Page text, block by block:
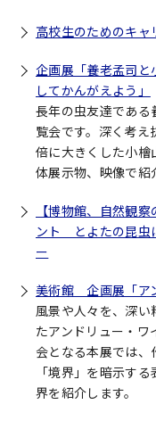
高校生のためのキ
企画展「養老孟司と
してかんがえよう」
長年の虫友達である
覧会です。深く考え
倍に大きくした小檜
体展示物、映像で紹
【博物館、自然観
ント とよたの昆虫
ー
美術館 企画展「ア
風景や人々を、深い
たアンドリュー・
会となる本展では
「境界」を暗示す
界を紹介します。